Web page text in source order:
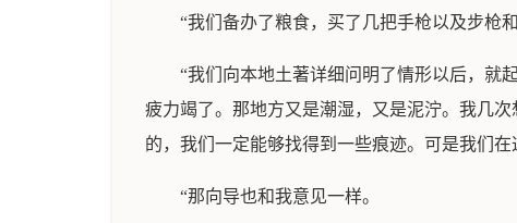
“我们备办了粮食，买了几把手枪以及步枪
“我们向本地土著详细问明了情形以后，就
疲力竭了。那地方又是潮湿，又是泥泞。我几
的，我们一定能够找得到一些痕迹。可是我们
“那向导也和我意见一样。